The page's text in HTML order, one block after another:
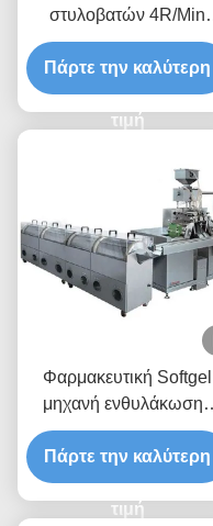
στυλοβατών 4R/Min
Softgel της κκπ 8
Πάρτε την καλύτερη
τιμή
Φαρμακευτική Softgel
μηχανή ενθυλάκωσης
2.3KW 7rpm
Πάρτε την καλύτερη
τιμή